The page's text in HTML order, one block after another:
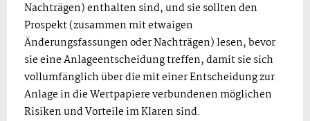
Nachträgen) enthalten sind, und sie sollten den
Prospekt (zusammen mit etwaigen
Änderungsfassungen oder Nachträgen) lesen, bevor
sie eine Anlageentscheidung treffen, damit sie sich
vollumfänglich über die mit einer Entscheidung zur
Anlage in die Wertpapiere verbundenen möglichen
Risiken und Vorteile im Klaren sind.